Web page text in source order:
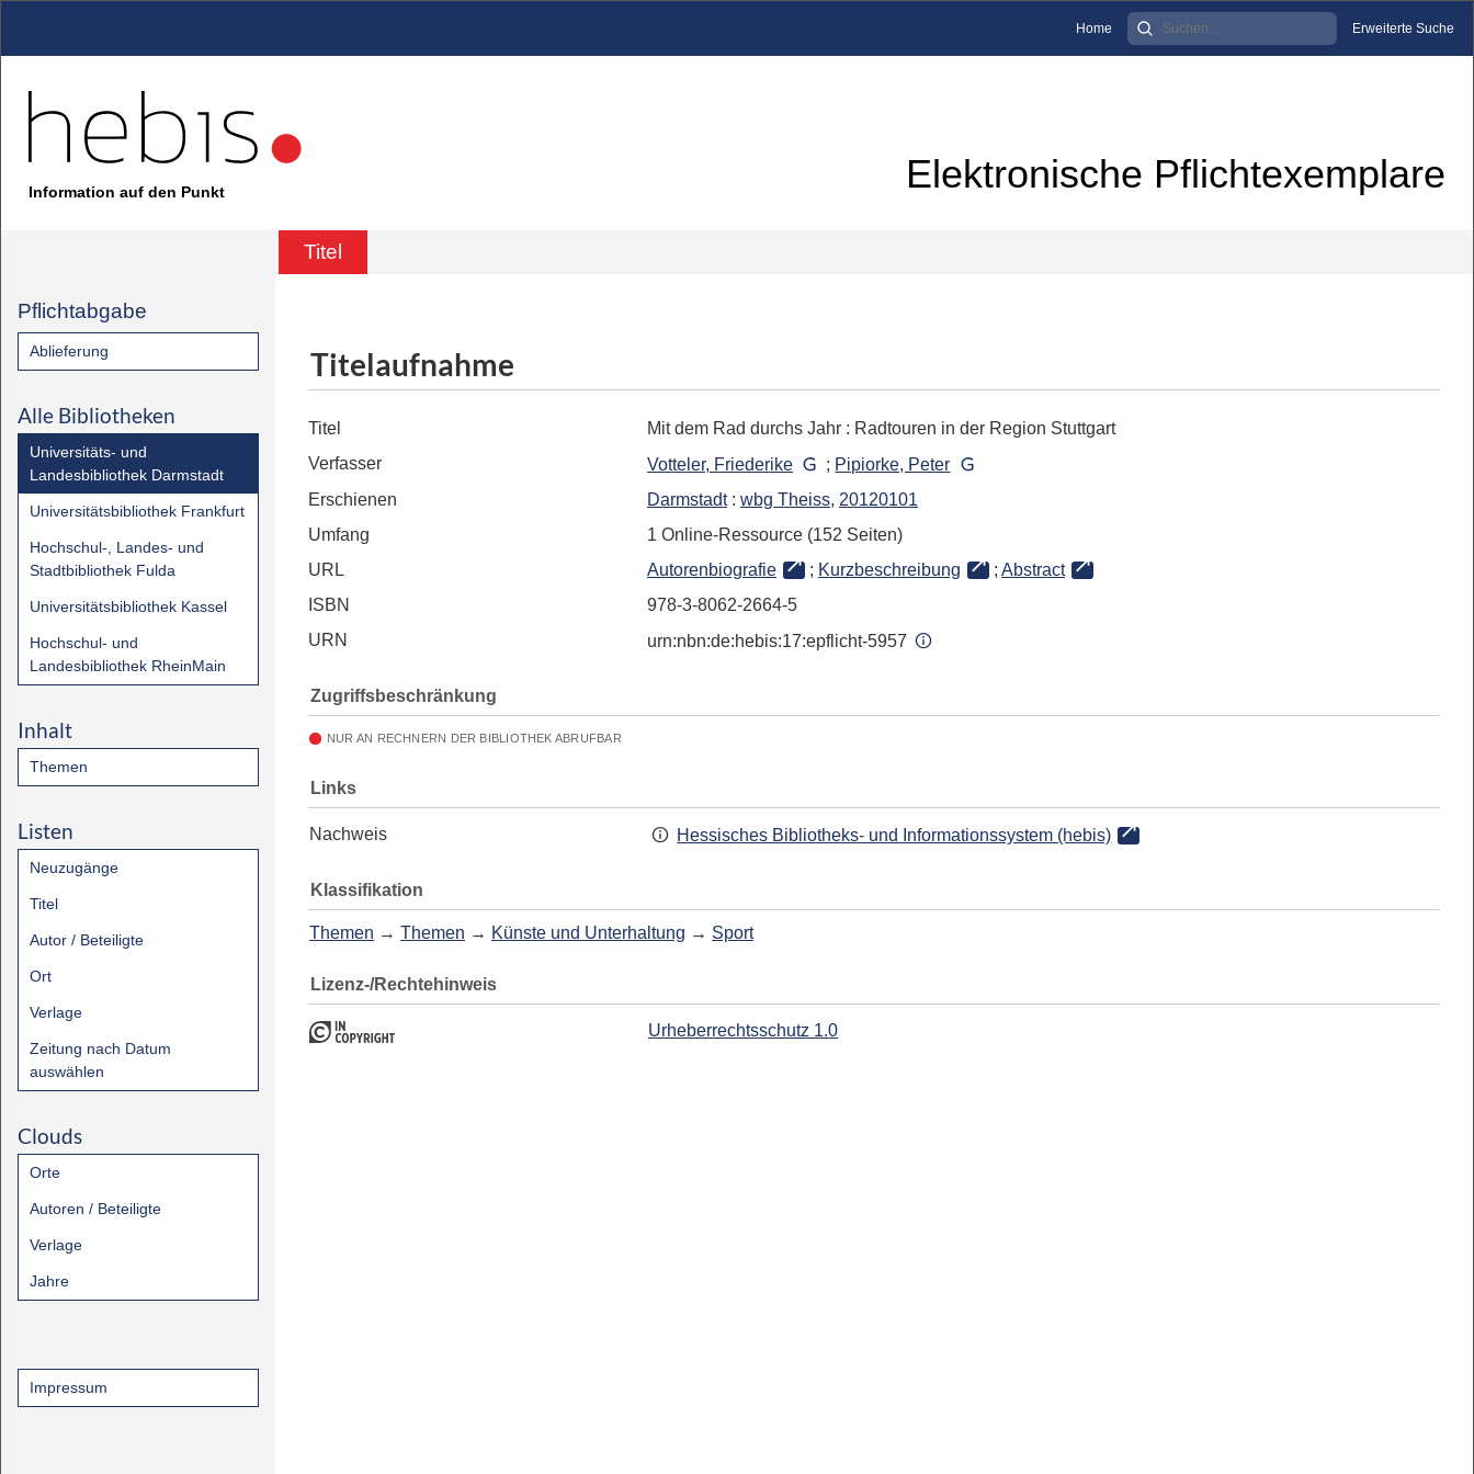
Home Erweiterte Suche
Information auf den Punkt Elektronische Pflichtexemplare
Titel
Pflichtabgabe
Ablieferung
Alle Bibliotheken
Universitäts- und
Landesbibliothek Darmstadt
Universitätsbibliothek Frankfurt
Hochschul-, Landes- und
Stadtbibliothek Fulda
Universitätsbibliothek Kassel
Hochschul- und
Landesbibliothek RheinMain
Inhalt
Themen
Listen
Neuzugänge
Titel
Autor / Beteiligte
Ort
Verlage
Zeitung nach Datum
auswählen
Clouds
Orte
Autoren / Beteiligte
Verlage
Jahre
Impressum
Titelaufnahme
Titel Mit dem Rad durchs Jahr : Radtouren in der Region Stuttgart
Verfasser
Votteler, Friederike ; Pipiorke, Peter
Erschienen
Darmstadt: wbg Theiss, 20120101
Umfang
1 Online-Ressource (152 Seiten)
URL
Autorenbiografie ; Kurzbeschreibung ; Abstract
ISBN
978-3-8062-2664-5
URN
urn:nbn:de:hebis:17:epflicht-5957
Zugriffsbeschränkung
NUR AN RECHNERN DER BIBLIOTHEK ABRUFBAR
Links
Nachweis Hessisches Bibliotheks- und Informationssystem (hebis)
Klassifikation
Themen → Themen → Künste und Unterhaltung → Sport
Lizenz-/Rechtehinweis
Urheberrechtsschutz 1.0